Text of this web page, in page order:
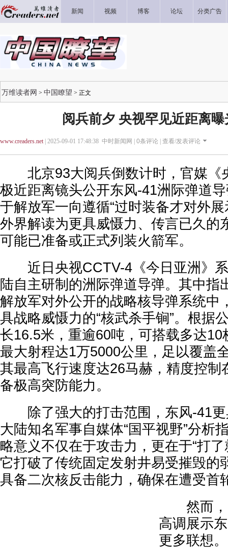
新闻 视频 博客 论坛 分类广告
万维读者网 > 中国瞭望 > 正文
阅兵前夕 央视罕见近距离曝
www.creaders.net| 2025-09-01 17:48:38 中时新闻网 | 0条评论 | 查看/发表评论
北京93大阅兵倒数计时，官媒《
极近距离镜头公开东风-41洲际弹道
于解放军一向遵循“过时装备才对外
外界解读为更具威慑力、传言已久的
可能已准备或正式列装火箭军。
近日央视CCTV-4《今日亚洲》系
陆自主研制的洲际弹道导弹。其中指
解放军对外公开的战略核导弹系统中
具战略威慑力的“核武杀手锏”。根据
长16.5米，重逾60吨，可搭载多达10
最大射程达1万5000公里，足以覆盖
其最高飞行速度达26马赫，精度控制
备极高突防能力。
除了强大的打击范围，东风-41更
大陆知名军事自媒体“国平视野”分析
略意义不仅在于攻击力，更在于“打
它打破了传统固定发射井易受摧毁的
具备二次核反击能力，确保在遭受首
然而，
高调展示
更多联想